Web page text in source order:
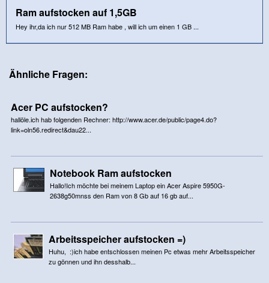
Ram aufstocken auf 1,5GB
Hey ihr,da ich nur 512 MB Ram habe , will ich um einen 1 GB ...
Ähnliche Fragen:
Acer PC aufstocken?
hallöle.ich hab folgenden Rechner: http://www.acer.de/public/page4.do?
link=oln56.redirect&dau22...
Notebook Ram aufstocken
Hallo!Ich möchte bei meinem Laptop ein Acer Aspire 5950G-
2638g50mnss den Ram von 8 Gb auf 16 gb auf...
Arbeitsspeicher aufstocken =)
Huhu, :)ich habe entschlossen meinen Pc etwas mehr Arbeitsspeicher
zu gönnen und ihn desshalb...